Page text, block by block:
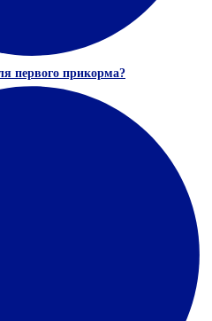
первого прикорма?